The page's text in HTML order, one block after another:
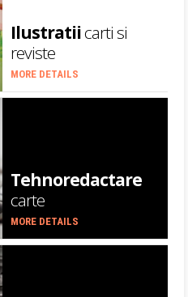
Ilustratiicarti si
reviste
MORE DETAILS
Tehnoredactare
carte
MORE DETAILS